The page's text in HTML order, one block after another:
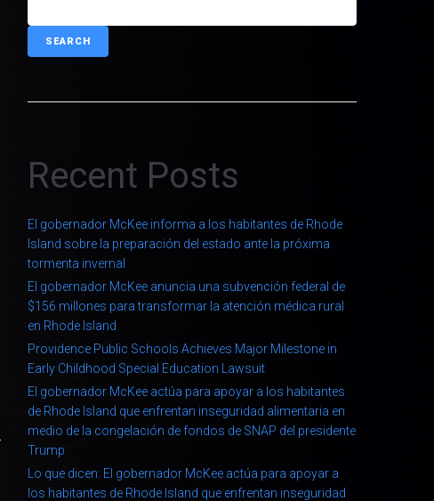
SEARCH
Recent Posts
El gobernador McKee informa a los habitantes de Rhode
Island sobre la preparación del estado ante la próxima
tormenta invernal
El gobernador McKee anuncia una subvención federal de
$156 millones para transformar la atención médica rural
en Rhode Island
Providence Public Schools Achieves Major Milestone in
Early Childhood Special Education Lawsuit
El gobernador McKee actúa para apoyar a los habitantes
de Rhode Island que enfrentan inseguridad alimentaria en
medio de la congelación de fondos de SNAP del presidente
Trump
Lo que dicen: El gobernador McKee actúa para apoyar a
los habitantes de Rhode Island que enfrentan inseguridad